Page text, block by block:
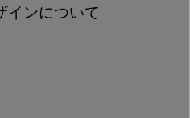
インについて